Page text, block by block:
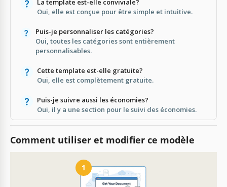
Oui, elle est conçue pour être simple et intuitive.
Puis-je personnaliser les catégories?
Oui, toutes les catégories sont entièrement
personnalisables.
Cette template est-elle gratuite?
Oui, elle est complètement gratuite.
Puis-je suivre aussi les économies?
Oui, il y a une section pour le suivi des économies.
Comment utiliser et modifier ce modèle
1